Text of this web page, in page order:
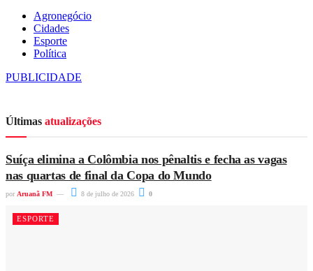
Agronegócio
Cidades
Esporte
Política
PUBLICIDADE
Últimas atualizações
Suíça elimina a Colômbia nos pênaltis e fecha as vagas
nas quartas de final da Copa do Mundo
por Aruanã FM 8 de julho de 2026 0
ESPORTE